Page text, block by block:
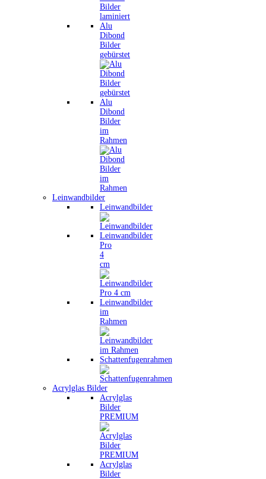
Alu
Dibond
Bilder
gebürstet
Alu
Dibond
Bilder
im
Rahmen
Leinwandbilder
Leinwandbilder
Leinwandbilder
Pro
4
cm
Leinwandbilder
im
Rahmen
Schattenfugenrahmen
Acrylglas Bilder
Acrylglas
Bilder
PREMIUM
Acrylglas
Bilder